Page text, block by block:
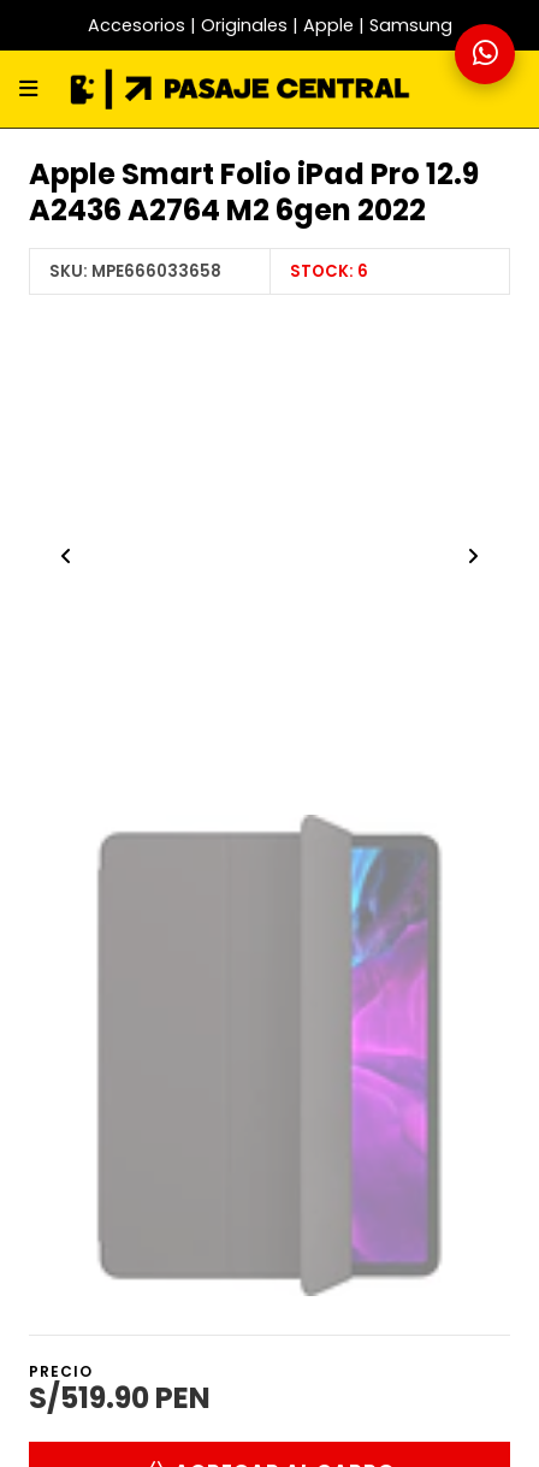
Accesorios | Originales | Apple | Samsung
Apple Smart Folio iPad Pro 12.9
A2436 A2764 M2 6gen 2022
SKU: MPE666033658 STOCK: 6
PRECIO
S/519.90 PEN